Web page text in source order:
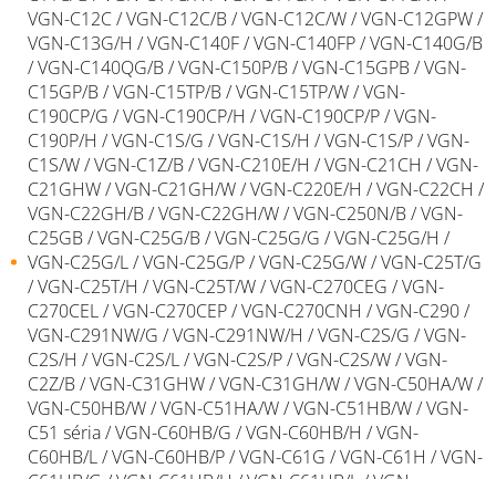
VGN-C12C / VGN-C12C/B / VGN-C12C/W / VGN-C12GPW /
VGN-C13G/H / VGN-C140F / VGN-C140FP / VGN-C140G/B
/ VGN-C140QG/B / VGN-C150P/B / VGN-C15GPB / VGN-
C15GP/B / VGN-C15TP/B / VGN-C15TP/W / VGN-
C190CP/G / VGN-C190CP/H / VGN-C190CP/P / VGN-
C190P/H / VGN-C1S/G / VGN-C1S/H / VGN-C1S/P / VGN-
C1S/W / VGN-C1Z/B / VGN-C210E/H / VGN-C21CH / VGN-
C21GHW / VGN-C21GH/W / VGN-C220E/H / VGN-C22CH /
VGN-C22GH/B / VGN-C22GH/W / VGN-C250N/B / VGN-
C25GB / VGN-C25G/B / VGN-C25G/G / VGN-C25G/H /
VGN-C25G/L / VGN-C25G/P / VGN-C25G/W / VGN-C25T/G
/ VGN-C25T/H / VGN-C25T/W / VGN-C270CEG / VGN-
C270CEL / VGN-C270CEP / VGN-C270CNH / VGN-C290 /
VGN-C291NW/G / VGN-C291NW/H / VGN-C2S/G / VGN-
C2S/H / VGN-C2S/L / VGN-C2S/P / VGN-C2S/W / VGN-
C2Z/B / VGN-C31GHW / VGN-C31GH/W / VGN-C50HA/W /
VGN-C50HB/W / VGN-C51HA/W / VGN-C51HB/W / VGN-
C51 séria / VGN-C60HB/G / VGN-C60HB/H / VGN-
C60HB/L / VGN-C60HB/P / VGN-C61G / VGN-C61H / VGN-